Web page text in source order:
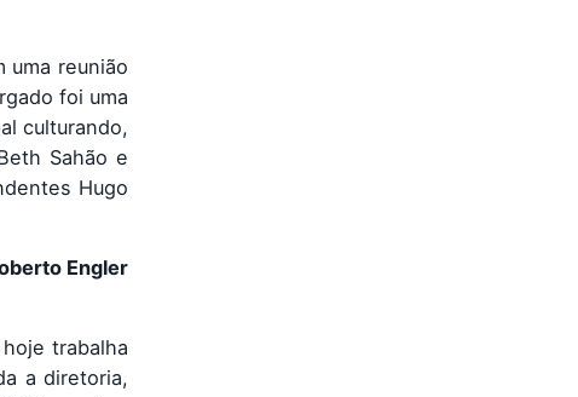
uma reunião
foi uma
culturando,
Sahão e
Hugo
Engler
trabalha
a diretoria,